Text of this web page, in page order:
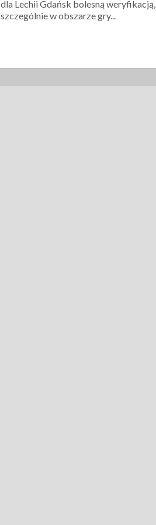
dla Lechii Gdańsk bolesną weryfikacją,
szczególnie w obszarze gry...